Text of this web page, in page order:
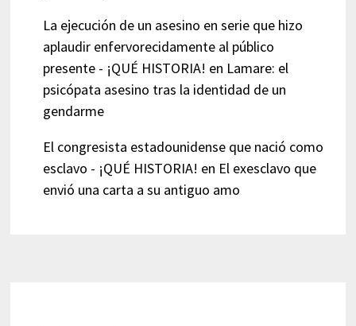
La ejecución de un asesino en serie que hizo
aplaudir enfervorecidamente al público
presente - ¡QUÉ HISTORIA! en Lamare: el
psicópata asesino tras la identidad de un
gendarme
El congresista estadounidense que nació como
esclavo - ¡QUÉ HISTORIA! en El exesclavo que
envió una carta a su antiguo amo